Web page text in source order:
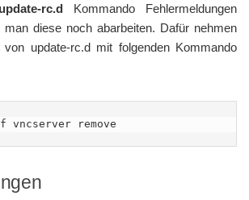
update-rc.d Kommando Fehlermeldungen
diese noch abarbeiten. Dafür nehmen
update-rc.d mit folgenden Kommando
vncserver remove